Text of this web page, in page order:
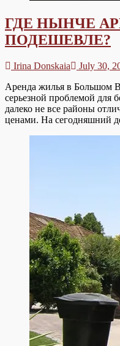
ГДЕ НЫНЧЕ
ПОДЕШЕВЛЕ?
Irina Donskaia
July 30,
Аренда жилья в Большом
серьезной проблемой для
далеко не все районы
ценами. На сегодняшний